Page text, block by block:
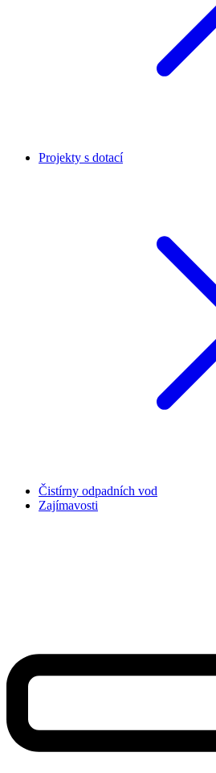
Projekty s dotací
Čistírny odpadních vod
Zajímavosti